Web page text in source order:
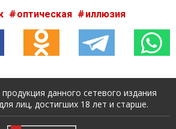
оптическая иллюзия
данного сетевого издания
лиц, достигших 18 лет и старше.